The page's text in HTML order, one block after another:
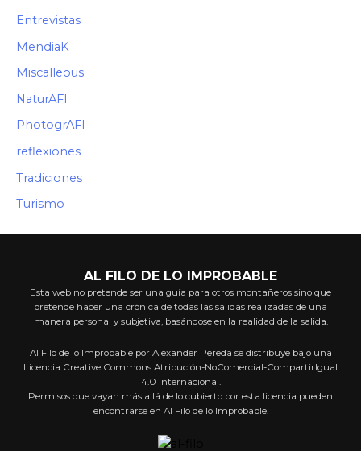
Entrevistas
MendiaK
Miscalleous
NaturAFI
PhotogrAFI
reflexiones
Tradiciones
Turismo
AL FILO DE LO IMPROBABLE
Esta web no pretende ser una guía para otros montañeros sino que
pretende hacer una crónica de todas las salidas realizadas de una
manera personal y subjetiva, basándose en la realidad de la salida.
Al Filo de lo Improbable por Alexander Pereda se distribuye bajo una
Licencia Creative Commons Atribución-NoComercial-CompartirIgual
4.0 Internacional.
Permisos que vayan más allá de lo cubierto por esta licencia pueden
encontrarse en Al Filo de lo Improbable.